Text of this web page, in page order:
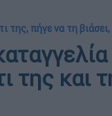
της, πήγε να τη
της και